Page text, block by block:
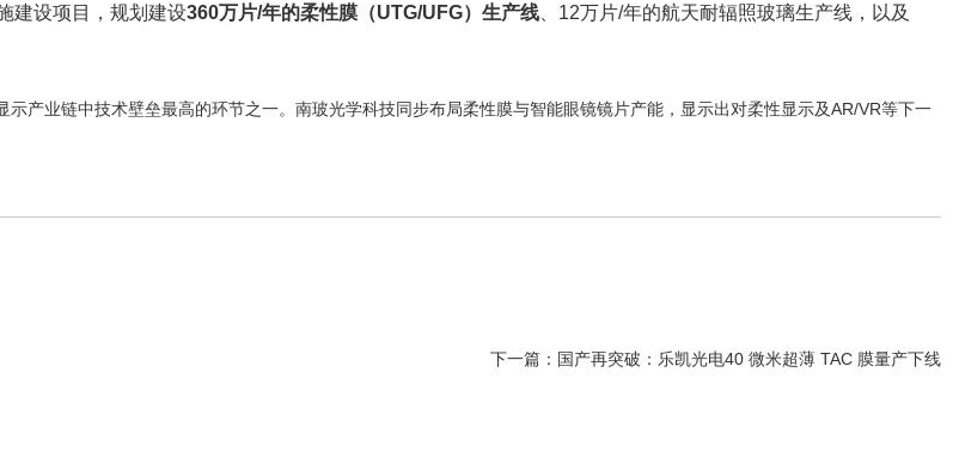
建设项目，规划建设360万片/年的柔性膜（UTG/UFG）生产线 、12万片/年的航天耐辐照玻璃生产线，以及
产业链中技术壁垒最高的环节之一。南玻光学科技同步布局柔性膜与智能眼镜镜片产能，显示出对柔性显示及AR/VR等下一
下一篇： 国产再突破：乐凯光电40 微米超薄 TAC 膜量产下线